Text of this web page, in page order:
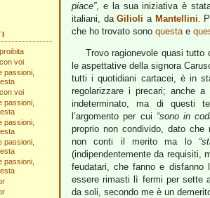
voi
passioni,
voi
passioni,
passioni,
passioni,
passioni,
piace”, e la sua iniziativa è
italiani, daGilioli a Mantellini.
che ho trovato sono questae
Trovo ragionevole quasi tutto
le aspettative della signora
tutti i quotidiani cartacei, è in
regolarizzare i precari; anche a
indeterminato, ma di questi
l’argomento per cui “sono in
proprio non condivido, dato che
non conti il merito ma lo
(indipendentemente da requisiti,
feudatari, che fanno e
essere rimasti lì fermi per sette
da soli, secondo me è un